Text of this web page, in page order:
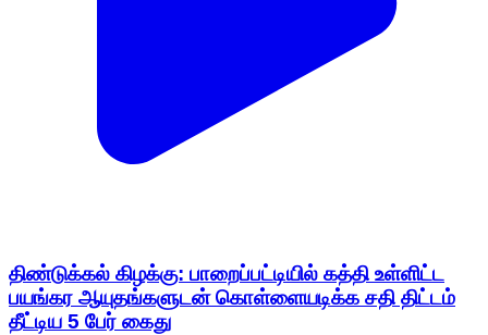
திண்டுக்கல் கிழக்கு: பாறைப்பட்டியில் கத்தி உள்ளிட்ட
பயங்கர ஆயுதங்களுடன் கொள்ளையடிக்க சதி திட்டம்
தீட்டிய 5 பேர் கைது